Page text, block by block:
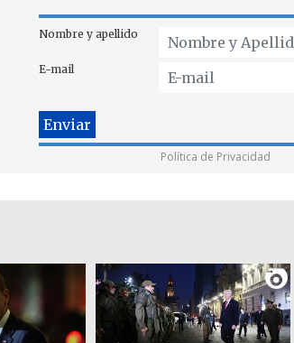
Nombre y apellido
E-mail
Política de Privacidad